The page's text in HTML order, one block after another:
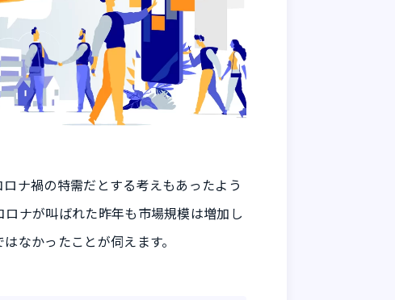
ナ禍の特需だとする考えもあったよう
ナが叫ばれた昨年も市場規模は増加し
なかったことが伺えます。